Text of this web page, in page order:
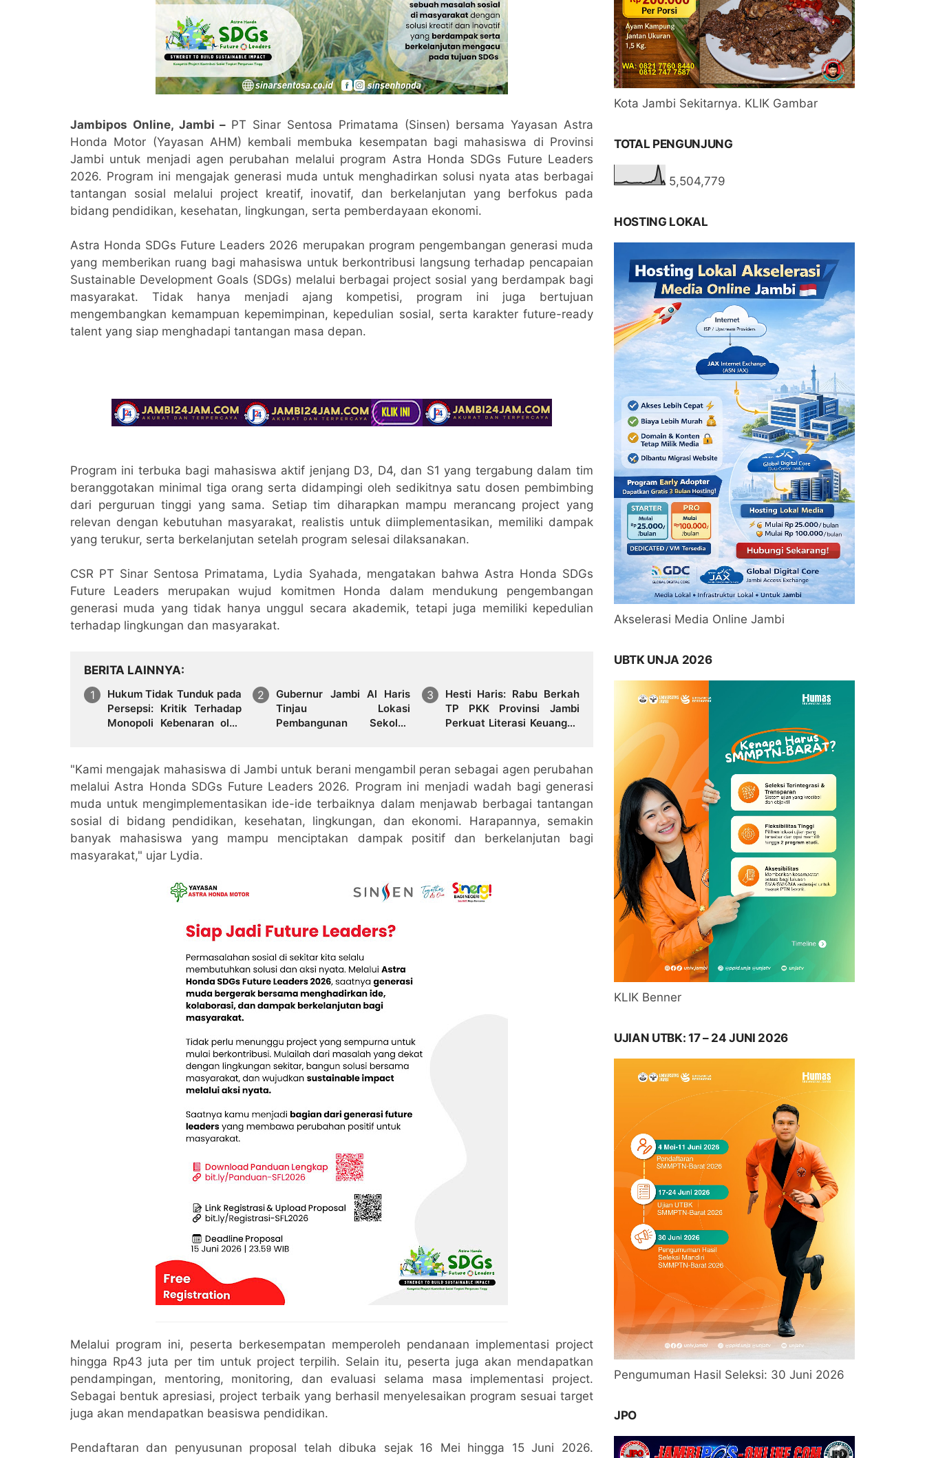
Jambipos Online, Jambi – PT Sinar Sentosa Primatama (Sinsen) bersama Yayasan Astra
Honda Motor (Yayasan AHM) kembali membuka kesempatan bagi mahasiswa di Provinsi
Jambi untuk menjadi agen perubahan melalui program Astra Honda SDGs Future Leaders
2026. Program ini mengajak generasi muda untuk menghadirkan solusi nyata atas berbagai
tantangan sosial melalui project kreatif, inovatif, dan berkelanjutan yang berfokus pada
bidang pendidikan, kesehatan, lingkungan, serta pemberdayaan ekonomi.
Astra Honda SDGs Future Leaders 2026 merupakan program pengembangan generasi muda
yang memberikan ruang bagi mahasiswa untuk berkontribusi langsung terhadap pencapaian
Sustainable Development Goals (SDGs) melalui berbagai project sosial yang berdampak bagi
masyarakat. Tidak hanya menjadi ajang kompetisi, program ini juga bertujuan
mengembangkan kemampuan kepemimpinan, kepedulian sosial, serta karakter future-ready
talent yang siap menghadapi tantangan masa depan.
Program ini terbuka bagi mahasiswa aktif jenjang D3, D4, dan S1 yang tergabung dalam tim
beranggotakan minimal tiga orang serta didampingi oleh sedikitnya satu dosen pembimbing
dari perguruan tinggi yang sama. Setiap tim diharapkan mampu merancang project yang
relevan dengan kebutuhan masyarakat, realistis untuk diimplementasikan, memiliki dampak
yang terukur, serta berkelanjutan setelah program selesai dilaksanakan.
CSR PT Sinar Sentosa Primatama, Lydia Syahada, mengatakan bahwa Astra Honda SDGs
Future Leaders merupakan wujud komitmen Honda dalam mendukung pengembangan
generasi muda yang tidak hanya unggul secara akademik, tetapi juga memiliki kepedulian
terhadap lingkungan dan masyarakat.
BERITA LAINNYA
Hukum Tidak Tunduk pada
Persepsi: Kritik Terhadap
Monopoli Kebenaran oleh
Gubernur Jambi Al Haris
Tinjau Lokasi
Pembangunan Sekolah
Green City
Hesti Haris: Rabu Berkah
TP PKK Provinsi Jambi
Perkuat Literasi Keuangan
"Kami mengajak mahasiswa di Jambi untuk berani mengambil peran sebagai agen perubahan
melalui Astra Honda SDGs Future Leaders 2026. Program ini menjadi wadah bagi generasi
muda untuk mengimplementasikan ide-ide terbaiknya dalam menjawab berbagai tantangan
sosial di bidang pendidikan, kesehatan, lingkungan, dan ekonomi. Harapannya, semakin
banyak mahasiswa yang mampu menciptakan dampak positif dan berkelanjutan bagi
masyarakat," ujar Lydia.
Melalui program ini, peserta berkesempatan memperoleh pendanaan implementasi project
hingga Rp43 juta per tim untuk project terpilih. Selain itu, peserta juga akan mendapatkan
pendampingan, mentoring, monitoring, dan evaluasi selama masa implementasi project.
Sebagai bentuk apresiasi, project terbaik yang berhasil menyelesaikan program sesuai target
juga akan mendapatkan beasiswa pendidikan.
Pendaftaran dan penyusunan proposal telah dibuka sejak 16 Mei hingga 15 Juni 2026.
Kota Jambi Sekitarnya. KLIK Gambar
TOTAL PENGUNJUNG
5,504,779
HOSTING LOKAL
Akselerasi Media Online Jambi
UBTK UNJA 2026
KLIK Benner
UJIAN UTBK: 17 – 24 JUNI 2026
Pengumuman Hasil Seleksi: 30 Juni 2026
JPO